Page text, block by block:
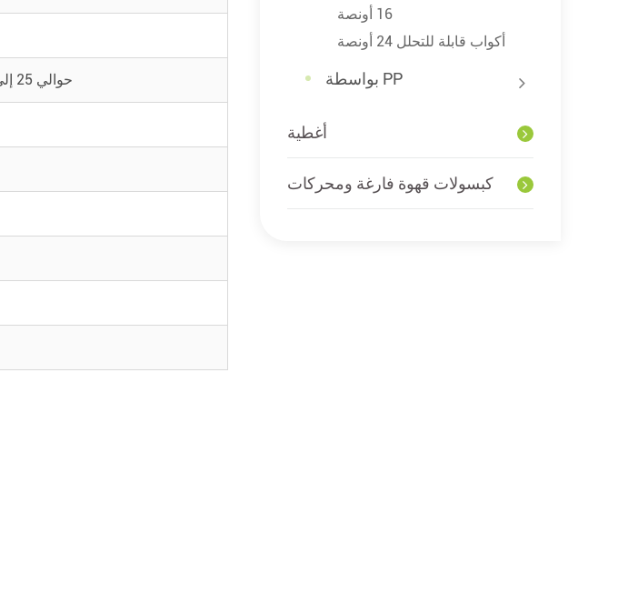
حوالي 25 إلى 45 يومًا وفقًا لكمية مختلفة
16 أونصة
أكواب قابلة للتحلل 24 أونصة
بواسطة PP
أغطية
كبسولات قهوة فارغة ومحركات